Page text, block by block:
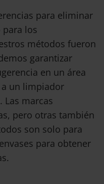
para eliminar
los
métodos fueron
garantizar
en un área
un limpiador
Las marcas
pero otras también
son solo para
para obtener